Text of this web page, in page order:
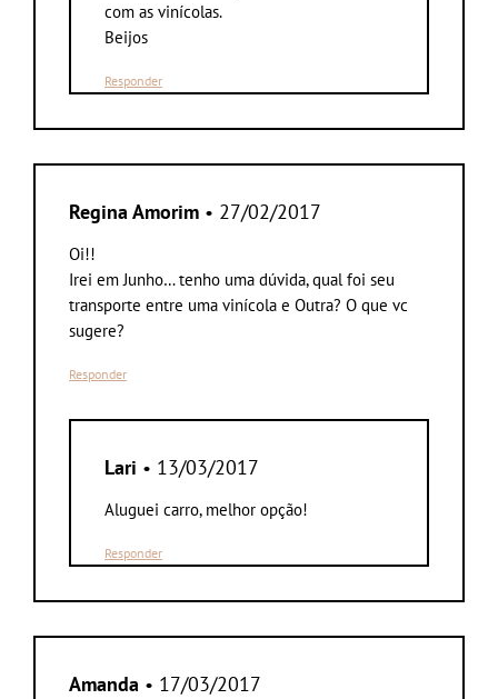
com as vinícolas.
Beijos
Responder
Regina Amorim • 27/02/2017
Oi!!
Irei em Junho… tenho uma dúvida, qual foi seu
transporte entre uma vinícola e Outra? O que vc
sugere?
Responder
Lari • 13/03/2017
Aluguei carro, melhor opção!
Responder
Amanda • 17/03/2017